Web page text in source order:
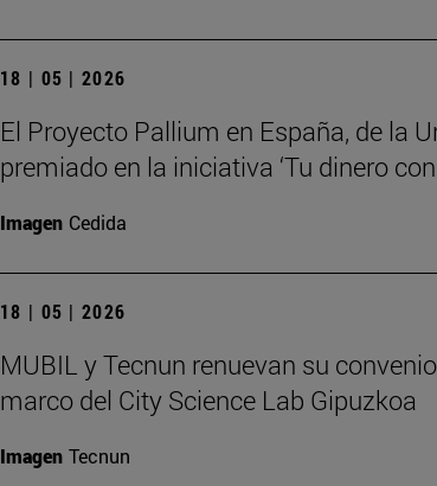
18 | 05 | 2026
El Proyecto Pallium en España, de la
premiado en la iniciativa ‘Tu dinero
Imagen Cedida
18 | 05 | 2026
MUBIL y Tecnun renuevan su
marco del City Science Lab Gipuzkoa
Imagen Tecnun